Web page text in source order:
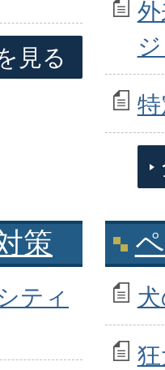
見る
策
ティ